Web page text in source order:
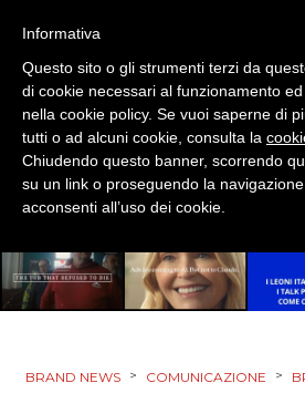
TREND
CASE HISTORY
OPINIONI
BRAND NEWS > COMUNICAZIONE >
Informativa
Questo sito o gli strumenti terzi da
di cookie necessari al funzionamento
nella cookie policy. Se vuoi saperne di
tutti o ad alcuni cookie, consulta la
Chiudendo questo banner, scorrendo
su un link o proseguendo la
acconsenti all’uso dei cookie.